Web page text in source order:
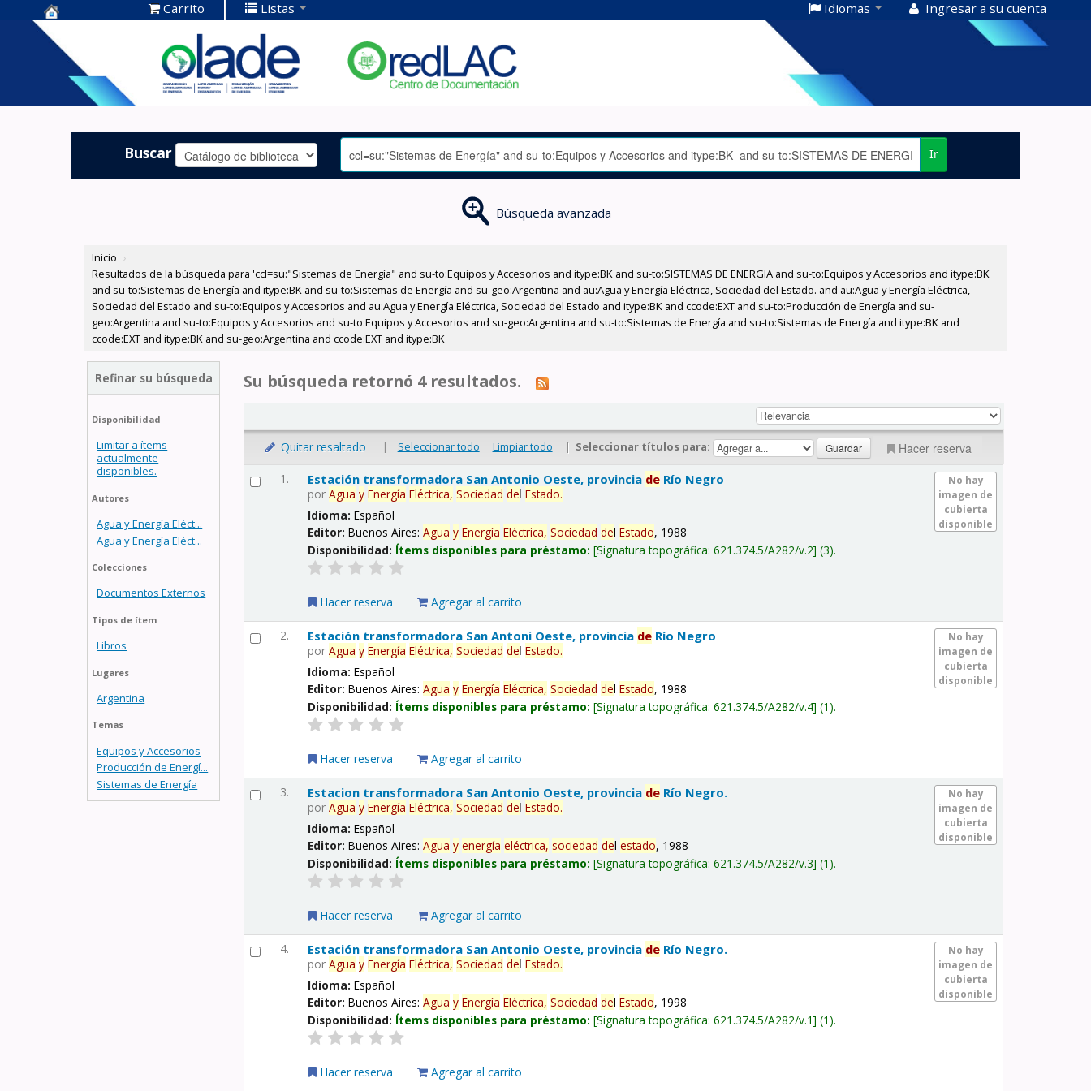
Centro de
Documentación
OLADE -
Carrito Listas Idiomas Ingresar a su cuenta
Buscar Ir
Búsqueda avanzada
Inicio ›
Resultados de la búsqueda para 'ccl=su:"Sistemas de Energía" and su-to:Equipos y Accesorios and itype:BK and su-to:SISTEMAS DE ENERGIA and su-to:Equipos y Accesorios and itype:BK
and su-to:Sistemas de Energía and itype:BK and su-to:Sistemas de Energía and su-geo:Argentina and au:Agua y Energía Eléctrica, Sociedad del Estado. and au:Agua y Energía Eléctrica,
Sociedad del Estado and su-to:Equipos y Accesorios and au:Agua y Energía Eléctrica, Sociedad del Estado and itype:BK and ccode:EXT and su-to:Producción de Energía and su-
geo:Argentina and su-to:Equipos y Accesorios and su-to:Equipos y Accesorios and su-geo:Argentina and su-to:Sistemas de Energía and su-to:Sistemas de Energía and itype:BK and
ccode:EXT and itype:BK and su-geo:Argentina and ccode:EXT and itype:BK'
Refinar su búsqueda
Disponibilidad
Limitar a ítems
actualmente
disponibles.
Autores
Agua y Energía Eléct...
Agua y Energía Eléct...
Colecciones
Documentos Externos
Tipos de ítem
Libros
Lugares
Argentina
Temas
Equipos y Accesorios
Producción de Energí...
Sistemas de Energía
Su búsqueda retornó 4 resultados.
Quitar resaltado | Seleccionar todo Limpiar todo | Seleccionar títulos para: Hacer reserva
1.
No hay
imagen de
cubierta
disponible
Estación transformadora San Antonio Oeste, provincia de Río Negro
porAgua y Energía Eléctrica, Sociedad delEstado.
Idioma:Español
Editor:Buenos Aires:Agua y Energía Eléctrica, Sociedad delEstado, 1988
Disponibilidad: Ítems disponibles para préstamo: Signatura topográfica:621.374.5/A282/v.2 (3).
Hacer reserva Agregar al carrito
2.
No hay
imagen de
cubierta
disponible
Estación transformadora San Antoni Oeste, provincia de Río Negro
porAgua y Energía Eléctrica, Sociedad delEstado.
Idioma:Español
Editor:Buenos Aires:Agua y Energía Eléctrica, Sociedad delEstado, 1988
Disponibilidad: Ítems disponibles para préstamo: Signatura topográfica:621.374.5/A282/v.4 (1).
Hacer reserva Agregar al carrito
3.
No hay
imagen de
cubierta
disponible
Estacion transformadora San Antonio Oeste, provincia de Río Negro.
porAgua y Energía Eléctrica, Sociedad delEstado.
Idioma:Español
Editor:Buenos Aires:Agua y energía eléctrica, sociedad delestado, 1988
Disponibilidad: Ítems disponibles para préstamo: Signatura topográfica:621.374.5/A282/v.3 (1).
Hacer reserva Agregar al carrito
4.
No hay
imagen de
cubierta
disponible
Estación transformadora San Antonio Oeste, provincia de Río Negro.
porAgua y Energía Eléctrica, Sociedad delEstado.
Idioma:Español
Editor:Buenos Aires:Agua y Energía Eléctrica, Sociedad delEstado, 1998
Disponibilidad: Ítems disponibles para préstamo: Signatura topográfica:621.374.5/A282/v.1 (1).
Hacer reserva Agregar al carrito